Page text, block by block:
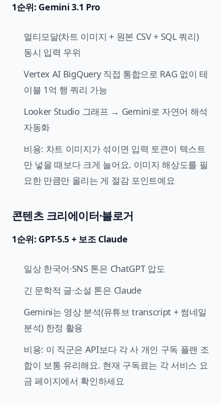
1순위: Gemini 3.1 Pro
멀티모달(차트 이미지 + 원본 CSV + SQL 쿼리)
동시 입력 우위
Vertex AI BigQuery 직접 통합으로 RAG 없이 테
이블 1억 행 쿼리 가능
Looker Studio 그래프 → Gemini로 자연어 해석
자동화
비용: 차트 이미지가 섞이면 입력 토큰이 텍스트
만 넣을 때보다 크게 늘어요. 이미지 해상도를 필
요한 만큼만 올리는 게 절감 포인트예요
콘텐츠 크리에이터·블로거
1순위: GPT-5.5 + 보조 Claude
일상 한국어·SNS 톤은 ChatGPT 압도
긴 문학적 글·소설 톤은 Claude
Gemini는 영상 분석(유튜브 transcript + 썸네일
분석) 한정 활용
비용: 이 직군은 API보다 각 사 개인 구독 플랜 조
합이 보통 유리해요. 현재 구독료는 각 서비스 요
금 페이지에서 확인하세요